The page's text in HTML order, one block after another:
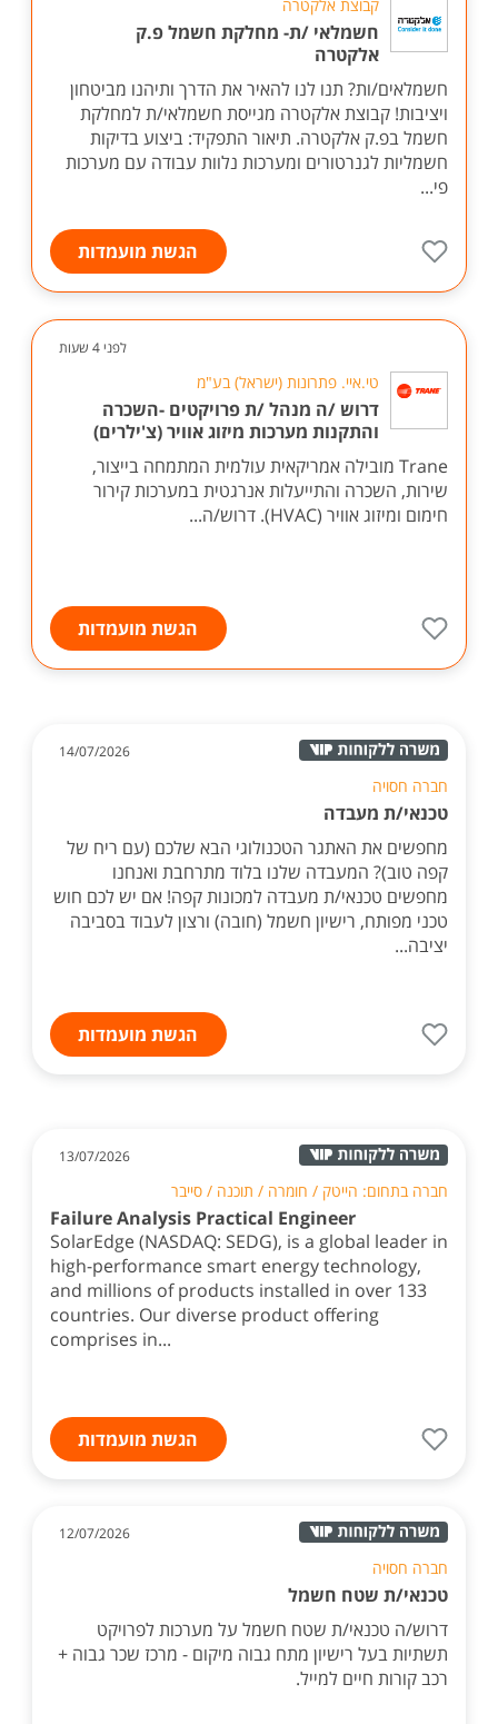
קבוצת אלקטרה
חשמלאי /ת- מחלקת חשמל פ.ק
אלקטרה
חשמלאים/ות? תנו לנו להאיר את הדרך ותיהנו מביטחון
ויציבות! קבוצת אלקטרה מגייסת חשמלאי/ת למחלקת
חשמל בפ.ק אלקטרה. תיאור התפקיד: ביצוע בדיקות
חשמליות לגנרטורים ומערכות נלוות עבודה עם מערכות
פי...
הגשת מועמדות
לפני 4 שעות
טי.איי. פתרונות (ישראל) בע"מ
דרוש /ה מנהל /ת פרויקטים -השכרה
והתקנות מערכות מיזוג אוויר (צ'ילרים)
Trane מובילה אמריקאית עולמית המתמחה בייצור,
שירות, השכרה והתייעלות אנרגטית במערכות קירור
חימום ומיזוג אוויר (HVAC). דרוש/ה...
הגשת מועמדות
14/07/2026
חברה חסויה
טכנאי/ת מעבדה
מחפשים את האתגר הטכנולוגי הבא שלכם (עם ריח של
קפה טוב)? המעבדה שלנו בלוד מתרחבת ואנחנו
מחפשים טכנאי/ת מעבדה למכונות קפה! אם יש לכם חוש
טכני מפותח, רישיון חשמל (חובה) ורצון לעבוד בסביבה
יציבה...
הגשת מועמדות
13/07/2026
חברה בתחום: הייטק / חומרה / תוכנה / סייבר
Failure Analysis Practical Engineer
SolarEdge (NASDAQ: SEDG), is a global leader in
high-performance smart energy technology,
and millions of products installed in over 133
countries. Our diverse product offering
comprises in...
הגשת מועמדות
12/07/2026
חברה חסויה
טכנאי/ת שטח חשמל
דרוש/ה טכנאי/ת שטח חשמל על מערכות לפרויקט
תשתיות בעל רישיון מתח גבוה מיקום - מרכז שכר גבוה +
רכב קורות חיים למייל.